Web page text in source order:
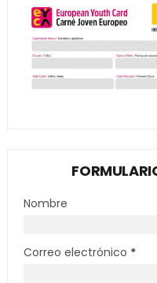
Nombre
Correo electrónico *